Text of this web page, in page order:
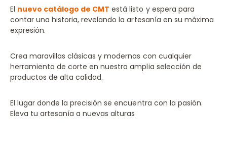
El nuevo catálogo de CMT está listo y espera para
contar una historia, revelando la artesanía en su máxima
expresión.
Crea maravillas clásicas y modernas con cualquier
herramienta de corte en nuestra amplia selección de
productos de alta calidad.
El lugar donde la precisión se encuentra con la pasión.
Eleva tu artesanía a nuevas alturas